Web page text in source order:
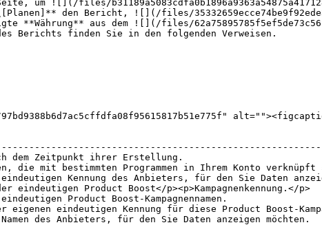
den Bericht, ![](/files/
**Währung** aus dem ![](/files/
dem Zeitpunkt ihrer Erstellung.
mit bestimmten Programmen in Ihrem Konto
Kennung des Anbieters, für den Sie Daten
eindeutigen Product Boost</
eindeutigen Product Boost-Kampagnennamen.
eindeutigen Kennung für diese Product Boost-
des Anbieters, für den Sie Daten anzeigen